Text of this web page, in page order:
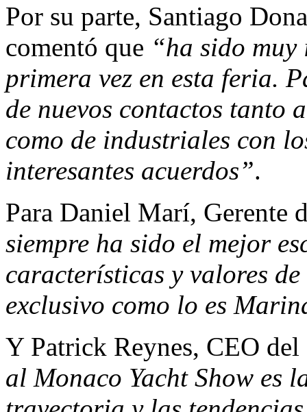
Por su parte, Santiago
comentó que “ha sido
primera vez en esta feria.
de nuevos contactos tanto
como de industriales con
interesantes acuerdos”.
Para Daniel Marí, Gerente
siempre ha sido el mejor
características y valores
exclusivo como lo es
Y Patrick Reynes, CEO del
al Monaco Yacht Show es